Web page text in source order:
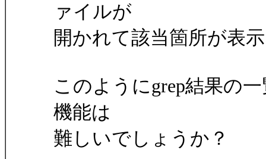
ァイルが
開かれて該当箇所が表
このようにgrep結果の
機能は
難しいでしょうか？